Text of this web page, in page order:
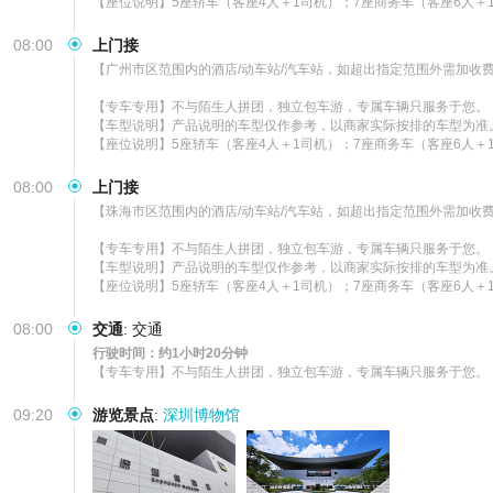
08:00 上门接
【广州市区范围内的酒店/动车站/汽车站，如超出指定范围外需加收
【专车专用】不与陌生人拼团，独立包车游，专属车辆只服务于您。
【车型说明】产品说明的车型仅作参考，以商家实际按排的车型为准。
【座位说明】5座轿车（客座4人＋1司机）；7座商务车（客座6人＋1
08:00 上门接
【珠海市区范围内的酒店/动车站/汽车站，如超出指定范围外需加收
【专车专用】不与陌生人拼团，独立包车游，专属车辆只服务于您。
【车型说明】产品说明的车型仅作参考，以商家实际按排的车型为准。
【座位说明】5座轿车（客座4人＋1司机）；7座商务车（客座6人＋1
08:00 交通: 交通
行驶时间：约1小时20分钟
【专车专用】不与陌生人拼团，独立包车游，专属车辆只服务于您。
09:20 游览景点: 深圳博物馆